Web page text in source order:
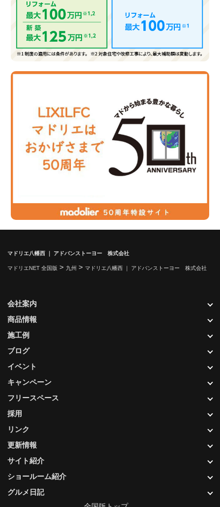
マドリエ八幡西 ｜ アドバンストーヨー 株式会社
マドリエNET 全国版 > 九州 > マドリエ八幡西 ｜ アドバンストーヨー 株式会社
更新情報
サイト紹介
ショールーム紹介
グルメ日記
会社案内
商品情報
施工例
ブログ
イベント
キャンペーン
フリースペース
採用
リンク